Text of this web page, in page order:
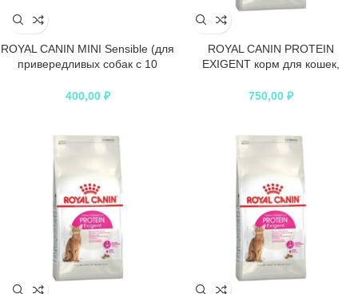
ROYAL CANIN MINI Sensible (для
привередливых собак с 10
400,00 ₽
ROYAL CANIN PROTEIN
EXIGENT корм для кошек,
продукта
750,00 ₽